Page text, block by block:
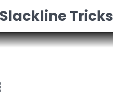
Tricks